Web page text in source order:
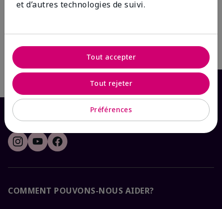
Kayᴹᴰ
pour les yeux Mary Kayᴹᴰ
Écrire le premier avis
COMMENT POUVONS-NOUS AIDER?
et d’autres technologies de suivi.
Préférences
Tout rejeter
Tout accepter